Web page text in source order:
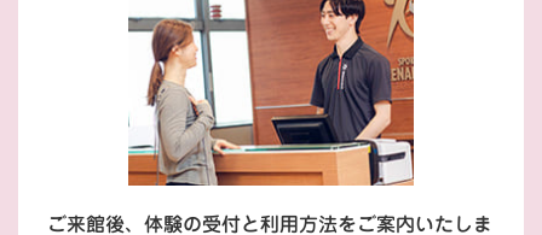
ご来館後、体験の受付と利用方法をご案内いたしま